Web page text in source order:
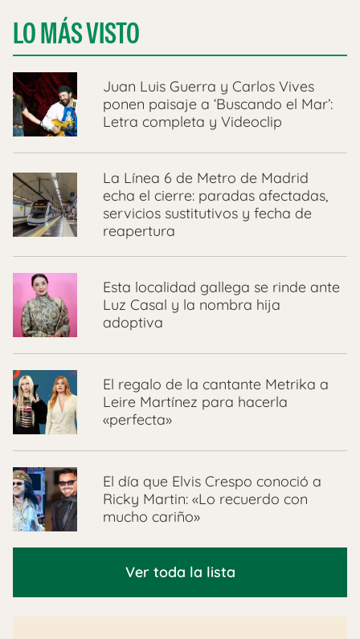
LO MÁS VISTO
Juan Luis Guerra y Carlos Vives
ponen paisaje a ‘Buscando el Mar’:
Letra completa y Videoclip
La Línea 6 de Metro de Madrid
echa el cierre: paradas afectadas,
servicios sustitutivos y fecha de
reapertura
Esta localidad gallega se rinde ante
Luz Casal y la nombra hija
adoptiva
El regalo de la cantante Metrika a
Leire Martínez para hacerla
«perfecta»
El día que Elvis Crespo conoció a
Ricky Martin: «Lo recuerdo con
mucho cariño»
Ver toda la lista